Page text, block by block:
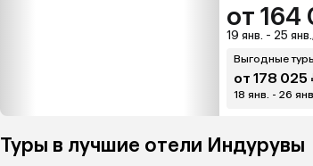
от 164
19 янв. - 25
Выгодные
от 178 025
18 янв. - 26
Туры в лучшие отели Индурувы